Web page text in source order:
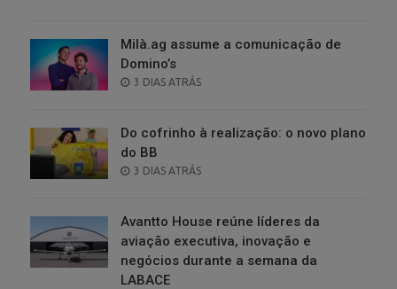
Milà.ag assume a comunicação de
Domino’s
POSTED
3 DIAS ATRÁS
Do cofrinho à realização: o novo plano
do BB
POSTED
3 DIAS ATRÁS
Avantto House reúne líderes da
aviação executiva, inovação e
negócios durante a semana da
LABACE